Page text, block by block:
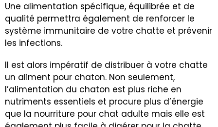
Une alimentation spécifique, équilibrée et de
qualité permettra également de renforcer le
système immunitaire de votre chatte et prévenir
les infections.
Il est alors impératif de distribuer à votre chatte
un aliment pour chaton. Non seulement,
l’alimentation du chaton est plus riche en
nutriments essentiels et procure plus d’énergie
que la nourriture pour chat adulte mais elle est